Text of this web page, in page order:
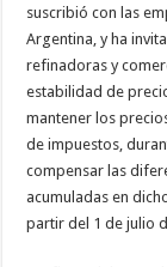
suscribió con las
Argentina, y ha
refinadoras y
estabilidad de
mantener los
de impuestos,
compensar las
acumuladas en
partir del 1 de julio